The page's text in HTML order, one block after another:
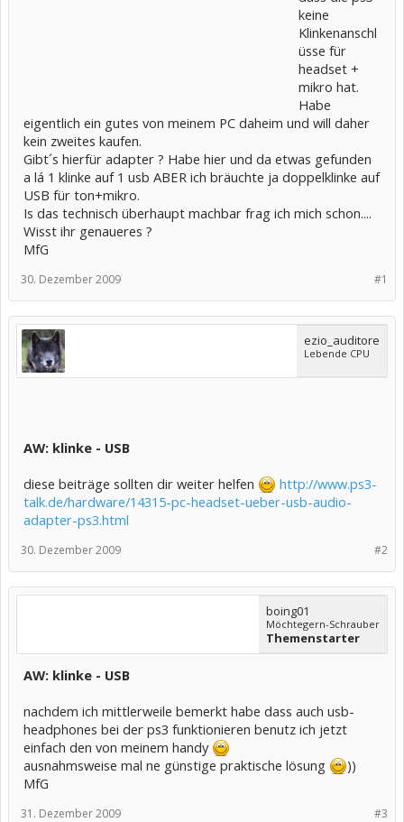
keine
Klinkenanschl
üsse für
headset +
mikro hat.
Habe
eigentlich ein gutes von meinem PC daheim und will daher
kein zweites kaufen.
Gibt´s hierfür adapter ? Habe hier und da etwas gefunden
a lá 1 klinke auf 1 usb ABER ich bräuchte ja doppelklinke auf
USB für ton+mikro.
Is das technisch überhaupt machbar frag ich mich schon....
Wisst ihr genaueres ?
MfG
#1
30. Dezember 2009
ezio_auditore
Lebende CPU
AW: klinke - USB
diese beiträge sollten dir weiter helfen
http://www.ps3-
talk.de/hardware/14315-pc-headset-ueber-usb-audio-
adapter-ps3.html
#2
30. Dezember 2009
boing01
Möchtegern-Schrauber
Themenstarter
AW: klinke - USB
nachdem ich mittlerweile bemerkt habe dass auch usb-
headphones bei der ps3 funktionieren benutz ich jetzt
einfach den von meinem handy
ausnahmsweise mal ne günstige praktische lösung
))
MfG
#3
31. Dezember 2009